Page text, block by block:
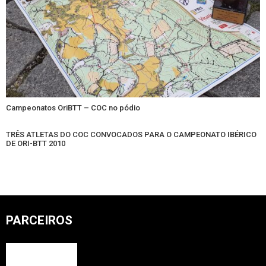
Campeonatos OriBTT – COC no pódio
TRÊS ATLETAS DO COC CONVOCADOS PARA O CAMPEONATO IBÉRICO
DE ORI-BTT 2010
PARCEIROS